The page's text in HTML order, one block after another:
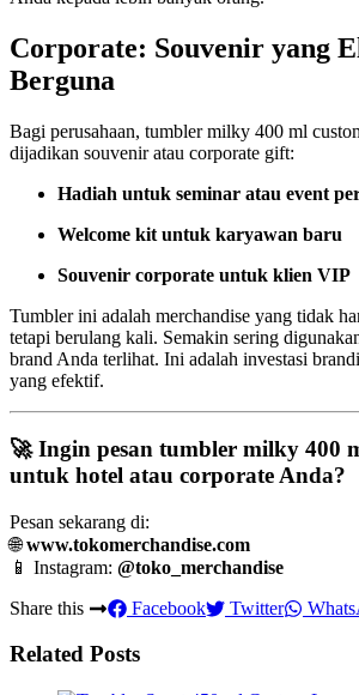
Corporate: Souvenir yang
Berguna
Bagi perusahaan, tumbler milky 400 ml
dijadikan souvenir atau corporate gift:
Hadiah untuk seminar atau event
Welcome kit untuk karyawan baru
Souvenir corporate untuk klien VIP
Tumbler ini adalah merchandise yang tidak
tetapi berulang kali. Semakin sering
brand Anda terlihat. Ini adalah investasi
yang efektif.
🚀 Ingin pesan tumbler milky 400
untuk hotel atau corporate Anda?
Pesan sekarang di:
🌐www.tokomerchandise.com
📱 Instagram: @toko_merchandise
Share this
Facebook Twitter
Related Posts